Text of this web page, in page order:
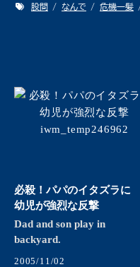
股間 なんで 危機一髪
必殺！パパのイタズラに
幼児が強烈な反撃
Dad and son play in
backyard.
2005/11/02